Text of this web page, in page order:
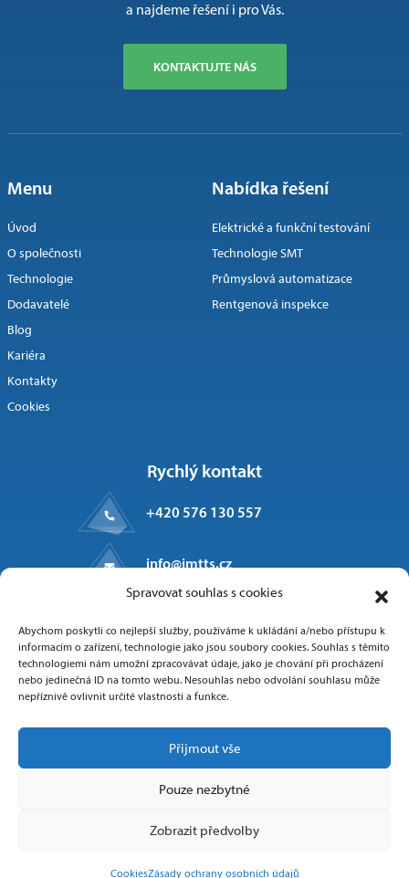
Spravovat souhlas s cookies
Abychom poskytli co nejlepší služby, používáme k ukládání a/nebo přístupu k
informacím o zařízení, technologie jako jsou soubory cookies. Souhlas s těmito
technologiemi nám umožní zpracovávat údaje, jako je chování při procházení
nebo jedinečná ID na tomto webu. Nesouhlas nebo odvolání souhlasu může
nepříznivě ovlivnit určité vlastnosti a funkce.
Přijmout vše
Pouze nezbytné
Zobrazit předvolby
CookiesZásady ochrany osobních údajů
a najdeme řešení i pro Vás.
KONTAKTUJTE NÁS
Menu
Úvod
O společnosti
Technologie
Dodavatelé
Blog
Kariéra
Kontakty
Cookies
Nabídka řešení
Elektrické a funkční testování
Technologie SMT
Průmyslová automatizace
Rentgenová inspekce
Rychlý kontakt
+420 576 130 557
info@imtts.cz
Valašské Meziříčí, 757 01
Sledujte nás